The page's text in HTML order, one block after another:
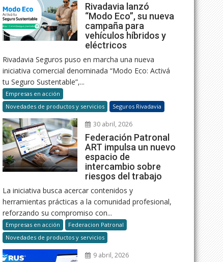
Rivadavia lanzó
“Modo Eco”, su nueva
campaña para
vehículos híbridos y
eléctricos
Rivadavia Seguros puso en marcha una nueva
iniciativa comercial denominada “Modo Eco: Activá
tu Seguro Sustentable”,...
Empresas en acción
Novedades de productos y servicios
Seguros Rivadavia
30 abril, 2026
Federación Patronal
ART impulsa un nuevo
espacio de
intercambio sobre
riesgos del trabajo
La iniciativa busca acercar contenidos y
herramientas prácticas a la comunidad profesional,
reforzando su compromiso con...
Empresas en acción
Federacion Patronal
Novedades de productos y servicios
9 abril, 2026